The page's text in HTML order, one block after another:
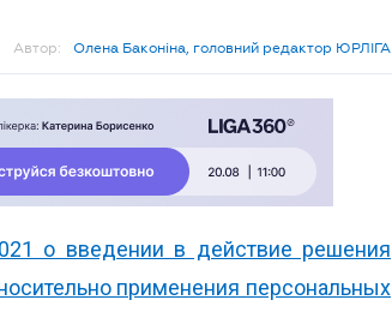
Автор: Олена Баконіна, головний редактор ЮРЛІГА
о введении в действие решения
применения персональных